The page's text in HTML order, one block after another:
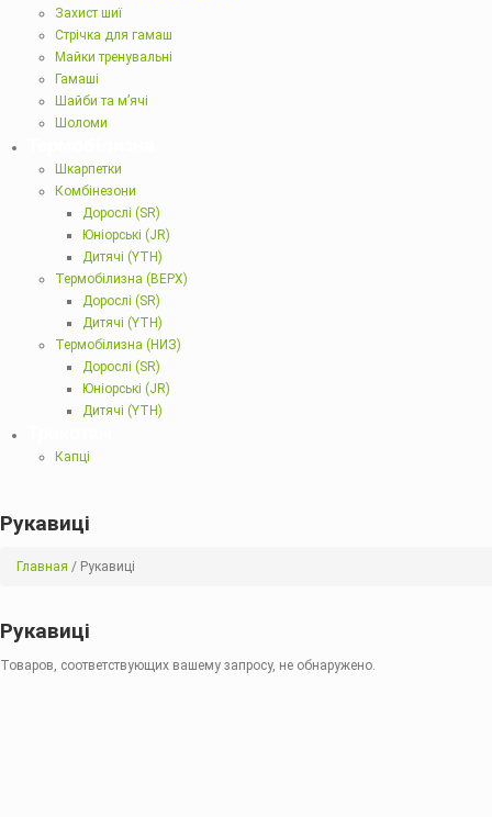
Захист шиї
Стрічка для гамаш
Майки тренувальні
Гамаші
Шайби та м’ячі
Шоломи
Шкарпетки
Комбінезони
Дорослі (SR)
Юніорські (JR)
Дитячі (YTH)
Термобілизна (ВЕРХ)
Дорослі (SR)
Дитячі (YTH)
Термобілизна (НИЗ)
Дорослі (SR)
Юніорські (JR)
Дитячі (YTH)
Капці
Рукавиці
Главная / Рукавиці
Рукавиці
Товаров, соответствующих вашему запросу, не обнаружено.